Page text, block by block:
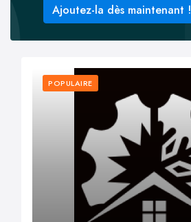
Ajoutez-la dès maintenant !
POPULAIRE